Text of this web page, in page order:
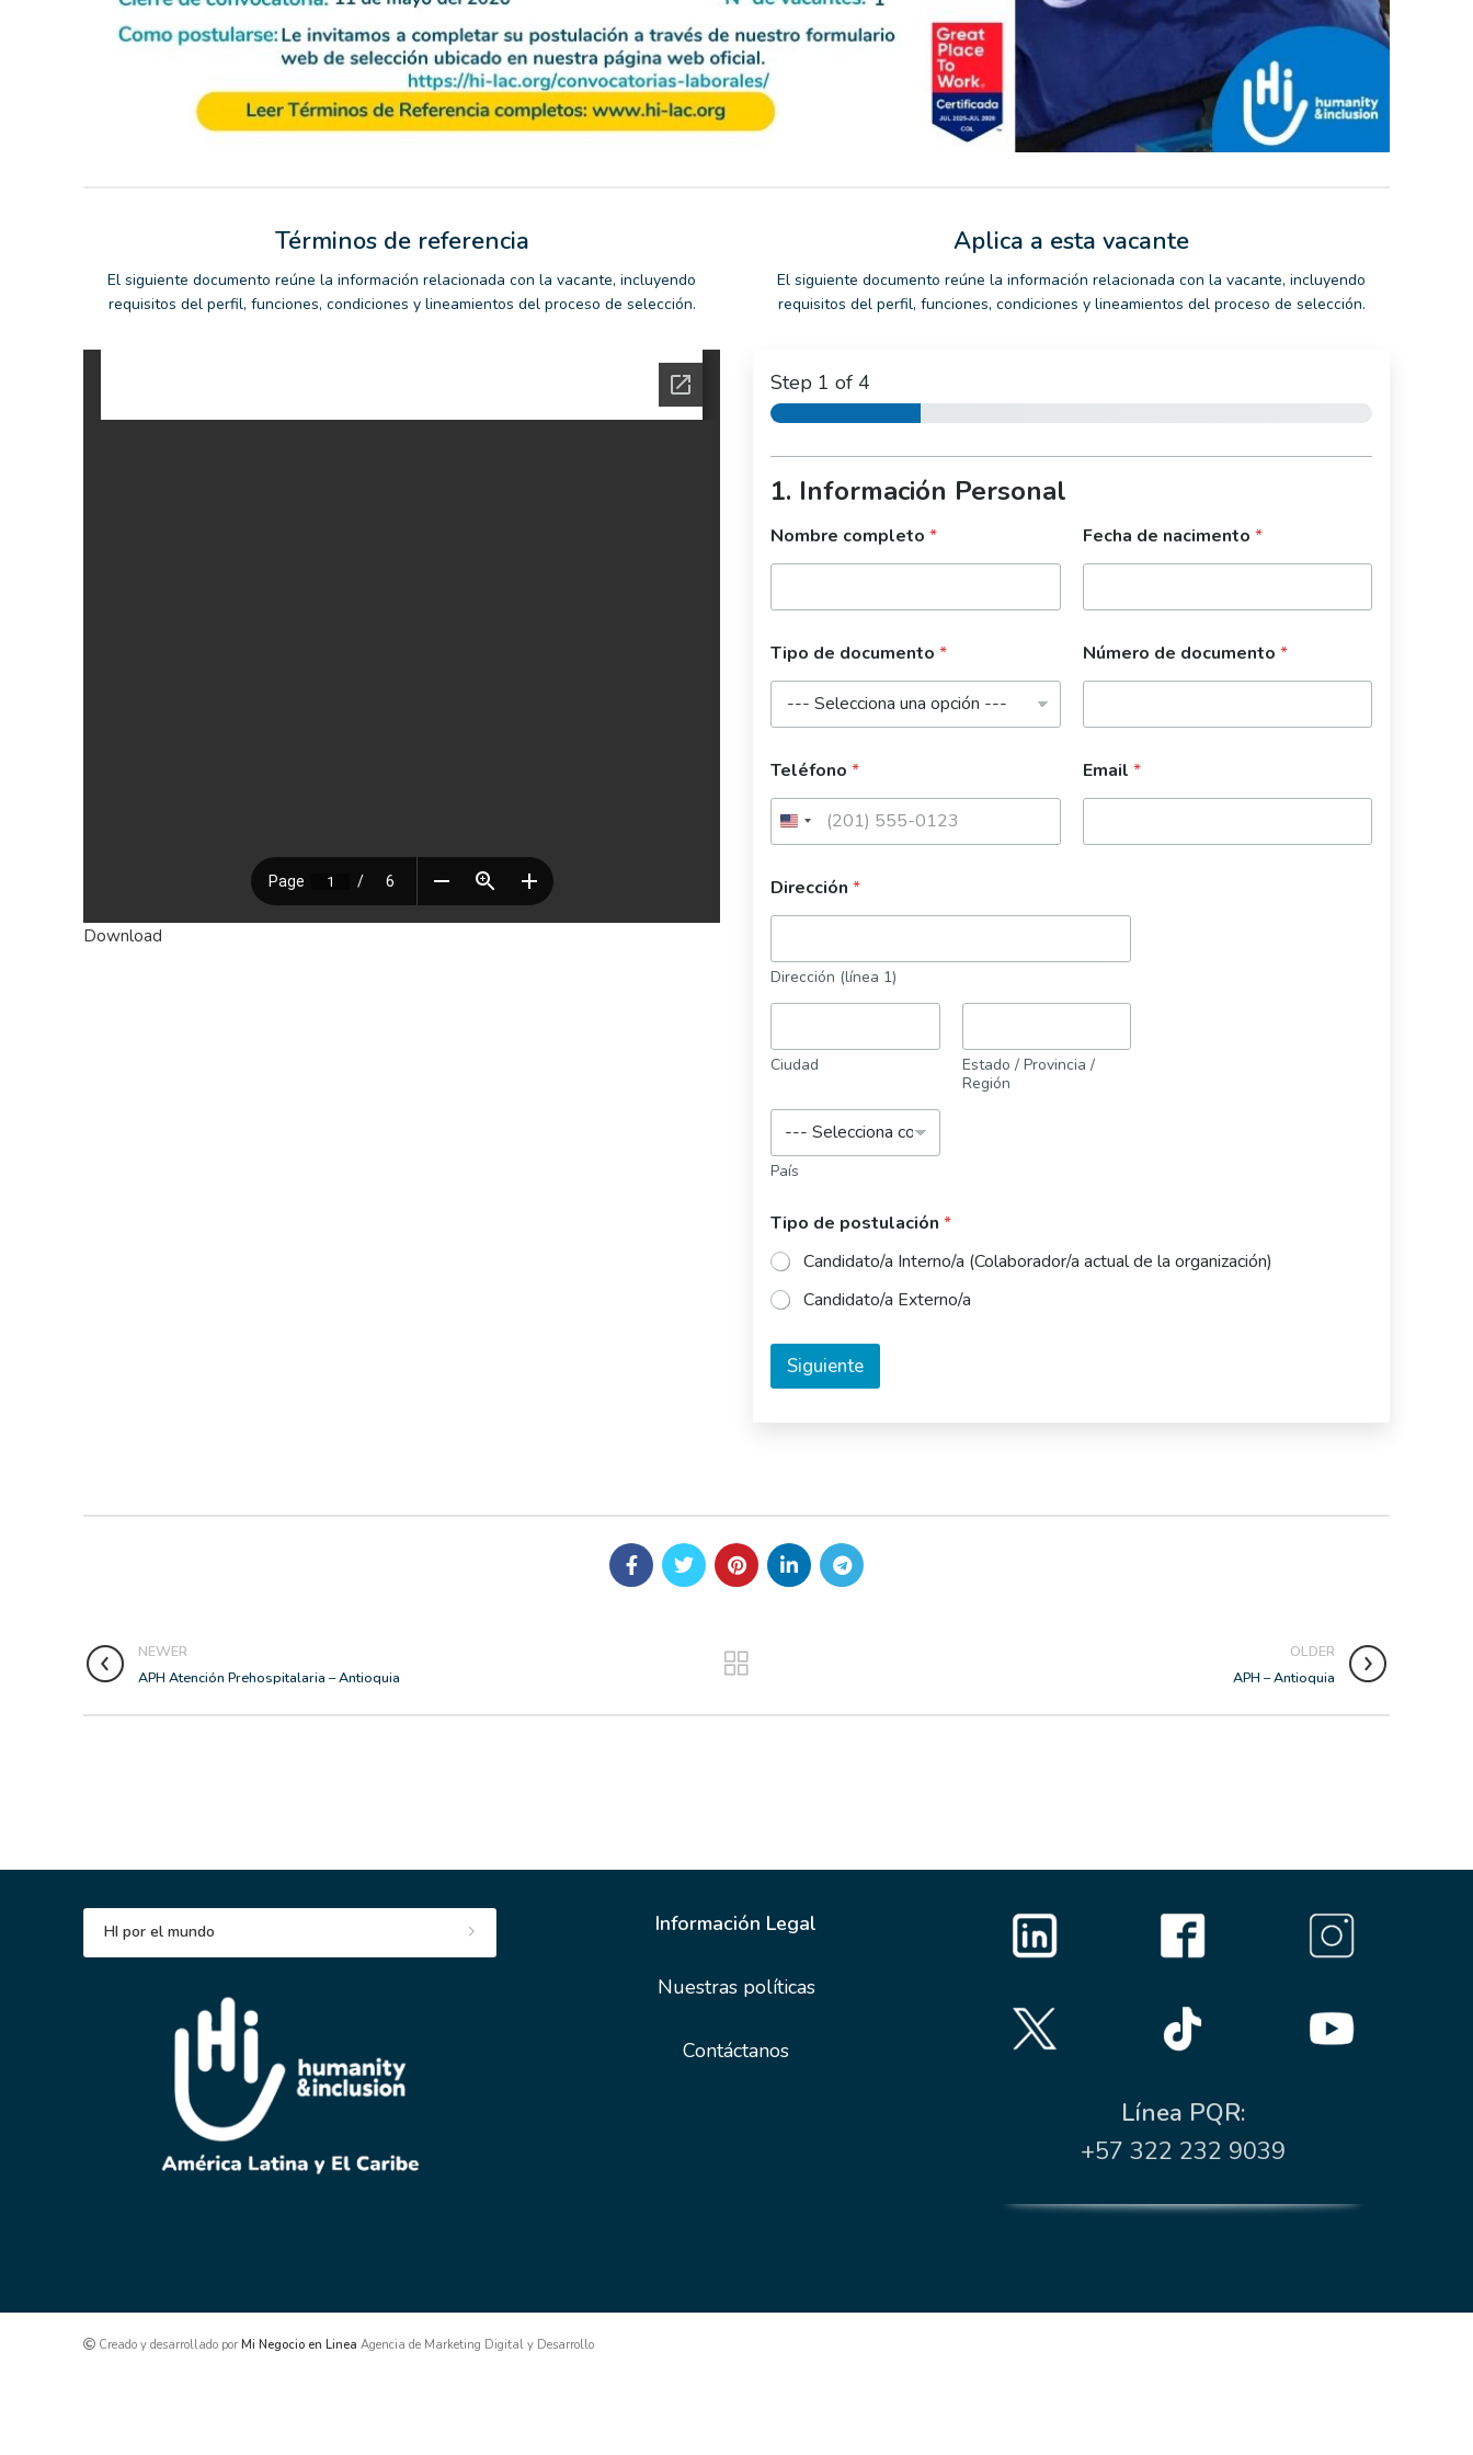
Términos de referencia
El siguiente documento reúne la información relacionada con la vacante, incluyendo
requisitos del perfil, funciones, condiciones y lineamientos del proceso de selección.
Download
Aplica a esta vacante
El siguiente documento reúne la información relacionada con la vacante, incluyendo
requisitos del perfil, funciones, condiciones y lineamientos del proceso de selección.
Step 1 of 4
1. Información Personal
Nombre completo * Fecha de nacimento *
Tipo de documento * Número de documento *
Teléfono * Email *
Dirección *
Dirección (línea 1)
Ciudad
Estado / Provincia /
Región
País
Tipo de postulación *
Candidato/a Interno/a (Colaborador/a actual de la organización)
Candidato/a Externo/a
Siguiente
NEWER
APH Atención Prehospitalaria – Antioquia
OLDER
APH – Antioquia
HI por el mundo Información Legal
Nuestras políticas
Contáctanos
Línea PQR:
+57 322 232 9039
Creado y desarrollado por Mi Negocio en Linea Agencia de Marketing Digital y Desarrollo